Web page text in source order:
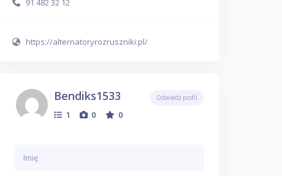
91 482 32 12
https://alternatoryrozruszniki.pl/
Bendiks1533
1 0 0
Odwiedź profil